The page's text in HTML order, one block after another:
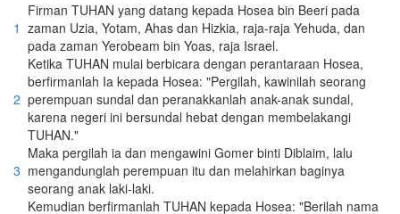
1
Firman TUHAN yang datang kepada Hosea bin Beeri pada
zaman Uzia, Yotam, Ahas dan Hizkia, raja-raja Yehuda, dan
pada zaman Yerobeam bin Yoas, raja Israel.
2
Ketika TUHAN mulai berbicara dengan perantaraan Hosea,
berfirmanlah Ia kepada Hosea: "Pergilah, kawinilah seorang
perempuan sundal dan peranakkanlah anak-anak sundal,
karena negeri ini bersundal hebat dengan membelakangi
TUHAN."
3
Maka pergilah ia dan mengawini Gomer binti Diblaim, lalu
mengandunglah perempuan itu dan melahirkan baginya
seorang anak laki-laki.
Kemudian berfirmanlah TUHAN kepada Hosea: "Berilah nama